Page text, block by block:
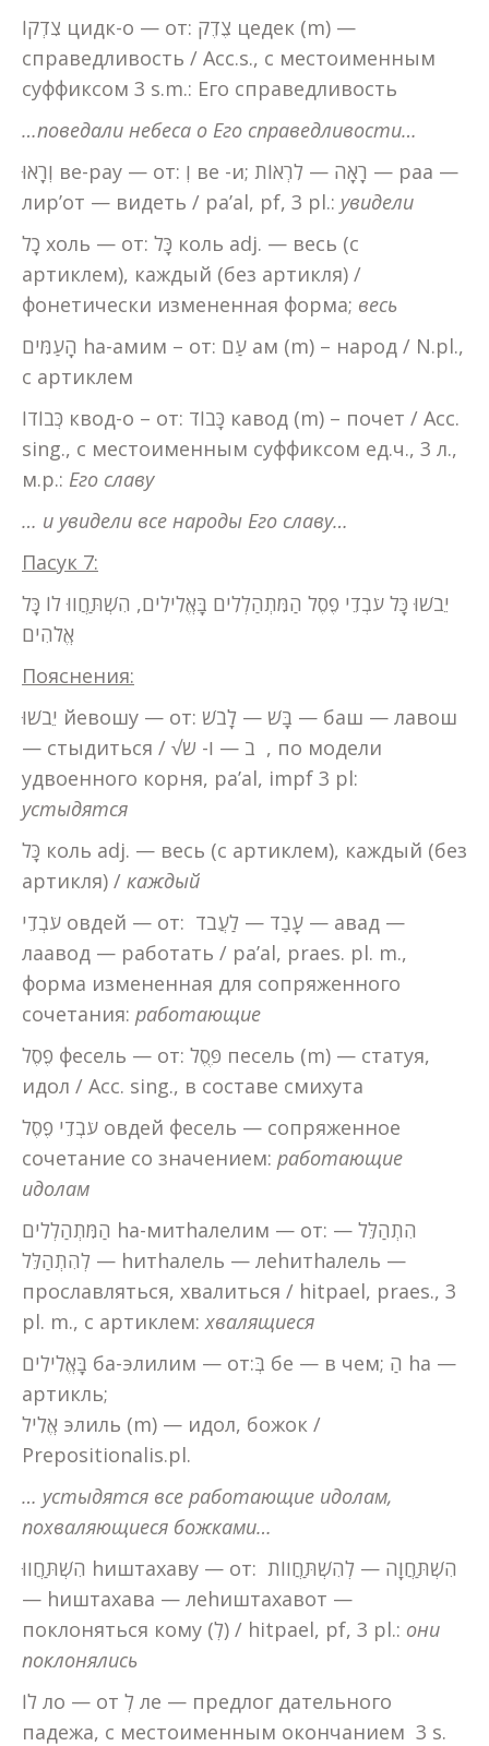
צִדְקוֹ цидк-о — от: צֶדֶק цедек (m) —
справедливость / Acc.s., с местоименным
суффиксом 3 s.m.: Его справедливость
…поведали небеса о Его справедливости…
וְרָאוּ ве-рау — от: וְ ве -и; רָאָה — לִרְאוֹת — раа —
лир’от — видеть / pa’al, pf, 3 pl.: увидели
כָל холь — от: כָּל коль adj. — весь (с
артиклем), каждый (без артикля) /
фонетически измененная форма; весь
הָעַמִּים ha-амим – от: עַם ам (m) – народ / N.pl.,
с артиклем
כְּבוֹדוֹ квод-о – от: כָּבוֹד кавод (m) – почет / Acc.
sing., с местоименным суффиксом ед.ч., 3 л.,
м.р.: Его славу
… и увидели все народы Его славу…
Пасук 7:
יֵבֹשׁוּ כָּל עֹבְדֵי פֶסֶל הַמִּתְהַלְלִים בָּאֱלִילִים, הִשְׁתַּחֲווּ לוֹ כָּל
אֱלֹהִים
Пояснения:
יֵבֹשׁוּ йевошу — от: בָּשׁ — לָבֹשׁ — баш — лавош
— стыдиться / √ב — ו- ש , по модели
удвоенного корня, pa’al, impf 3 pl:
устыдятся
כָּל коль adj. — весь (с артиклем), каждый (без
артикля) / каждый
עֹבְדֵי овдей — от: עָבַד — לַעֲבֹד — авад —
лаавод — работать / pa’al, praes. pl. m.,
форма измененная для сопряженного
сочетания: работающие
פֶסֶל фесель — от: פֶּסֶל песель (m) — статуя,
идол / Acc. sing., в составе смихута
עֹבְדֵי פֶסֶל овдей фесель — сопряженное
сочетание со значением: работающие
идолам
הַמִּתְהַלְלִים hа-митhалелим — от: הִתְהַלֵּל —
לְהִתְהַלֵּל — hитhалель — леhитhалель —
прославляться, хвалиться / hitpael, praes., 3
pl. m., с артиклем:хвалящиеся
בָּאֱלִילִים ба-элилим — от:בְּ бе — в чем; הַ hа —
артикль;
אֱלִיל элиль (m) — идол, божок /
Prepositionalis.pl.
… устыдятся все работающие идолам,
похваляющиеся божками…
הִשְׁתַּחֲווּ hиштахаву — от: הִשְׁתַּחֲוָה — לְהִשְׁתַּחֲווֹת
— hиштахава — леhиштахавот —
поклоняться кому (לְ) / hitpael, pf, 3 pl.: они
поклонялись
לוֹ ло — от לְ ле — предлог дательного
падежа, с местоименным окончанием 3 s.